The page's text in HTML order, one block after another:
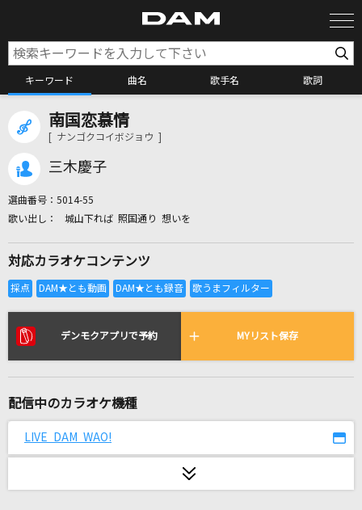
キーワード 曲名 歌手名 歌詞
全国りれき
リアルタイムで歌われている曲の一覧
ココロオドル
アイドルパワー
南国恋慕情
[ ナンゴクコイボジョウ ]
三木慶子
選曲番号： 5014-55
城山下れば 照国通り 想いを
対応カラオケコンテンツ
デンモクアプリで予約 MYリスト保存
配信中のカラオケ機種
LIVE DAM WAO!